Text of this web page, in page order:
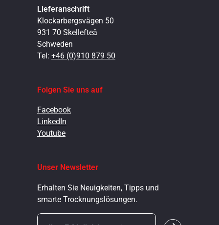
Lieferanschrift
Klockarbergsvägen 50
931 70 Skellefteå
Schweden
Tel: +46 (0)910 879 50
Folgen Sie uns auf
Facebook
LinkedIn
Youtube
Unser Newsletter
Erhalten Sie Neuigkeiten, Tipps und
smarte Trocknungslösungen.